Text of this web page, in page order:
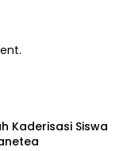
Kaderisasi Siswa